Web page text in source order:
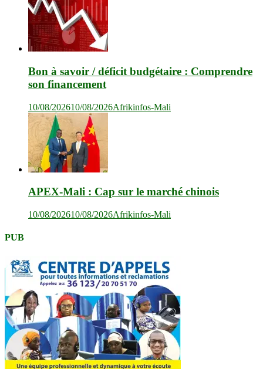
Bon à savoir / déficit budgétaire : Comprendre
son financement
10/08/202610/08/2026Afrikinfos-Mali
APEX-Mali : Cap sur le marché chinois
10/08/202610/08/2026Afrikinfos-Mali
PUB